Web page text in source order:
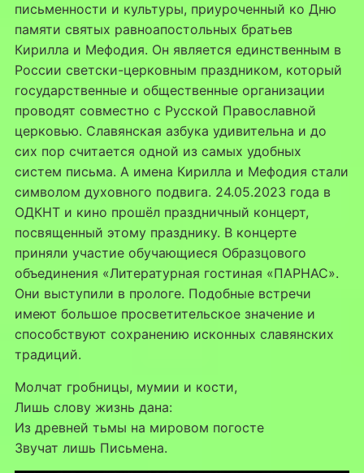
письменности и культуры, приуроченный ко Дню
памяти святых равноапостольных братьев
Кирилла и Мефодия. Он является единственным в
России светски-церковным праздником, который
государственные и общественные организации
проводят совместно с Русской Православной
церковью. Славянская азбука удивительна и до
сих пор считается одной из самых удобных
систем письма. А имена Кирилла и Мефодия стали
символом духовного подвига. 24.05.2023 года в
ОДКНТ и кино прошёл праздничный концерт,
посвященный этому празднику. В концерте
приняли участие обучающиеся Образцового
объединения «Литературная гостиная «ПАРНАС».
Они выступили в прологе. Подобные встречи
имеют большое просветительское значение и
способствуют сохранению исконных славянских
традиций.
Молчат гробницы, мумии и кости,
Лишь слову жизнь дана:
Из древней тьмы на мировом погосте
Звучат лишь Письмена.